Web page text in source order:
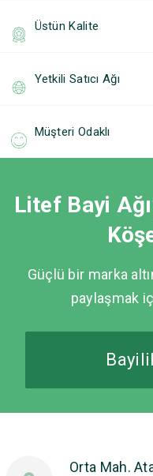
Üstün Kalite
Yetkili Satıcı Ağı
Müşteri Odaklı
Litef Bayi
Güçlü bir marka
paylaşmak
Orta Mah.